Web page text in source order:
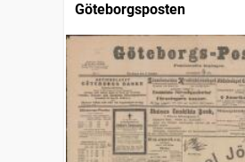
Göteborgsposten